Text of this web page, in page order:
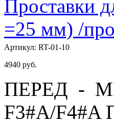
Проставки
=25 мм) /
Артикул: RT-01-10
4940 руб.
ПЕРЕД -
F3#A/